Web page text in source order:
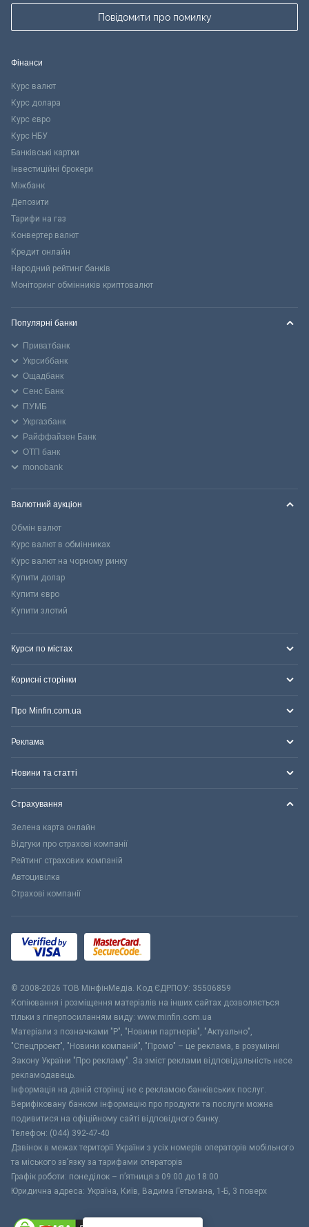
Повідомити про помилку
Фінанси
Курс валют
Курс долара
Курс євро
Курс НБУ
Банківські картки
Інвестиційні брокери
Міжбанк
Депозити
Тарифи на газ
Конвертер валют
Кредит онлайн
Народний рейтинг банків
Моніторинг обмінників криптовалют
Популярні банки
Приватбанк
Укрсиббанк
Ощадбанк
Сенс Банк
ПУМБ
Укргазбанк
Райффайзен Банк
ОТП банк
monobank
Валютний аукціон
Обмін валют
Курс валют в обмінниках
Курс валют на чорному ринку
Купити долар
Купити євро
Купити злотий
Курси по містах
Корисні сторінки
Про Minfin.com.ua
Реклама
Новини та статті
Страхування
Зелена карта онлайн
Відгуки про страхові компанії
Рейтинг страхових компаній
Автоцивілка
Страхові компанії
© 2008-2026 ТОВ МiнфiнМедiа. Код ЄДРПОУ: 35506859
Копіювання і розміщення матеріалів на інших сайтах дозволяється
тільки з гіперпосиланням виду: www.minfin.com.ua
Матеріали з позначками "Р", "Новини партнерів", "Актуально",
"Спецпроект", "Новини компаній", "Промо" – це реклама, в розумінні
Закону України "Про рекламу". За зміст реклами відповідальність несе
рекламодавець.
Інформація на даній сторінці не є рекламою банківських послуг.
Верифіковану банком інформацію про продукти та послуги можна
подивитися на офіційному сайті відповідного банку.
Телефон: (044) 392-47-40
Дзвінок в межах території України з усіх номерів операторів мобільного
та міського зв’язку за тарифами операторів
Графік роботи: понеділок – п’ятниця з 09:00 до 18:00
Юридична адреса: Україна, Київ, Вадима Гетьмана, 1-Б, 3 поверх